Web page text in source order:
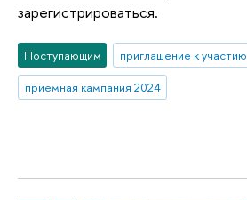
зарегистрироваться.
Поступающим приглашение к участию
приемная кампания 2024